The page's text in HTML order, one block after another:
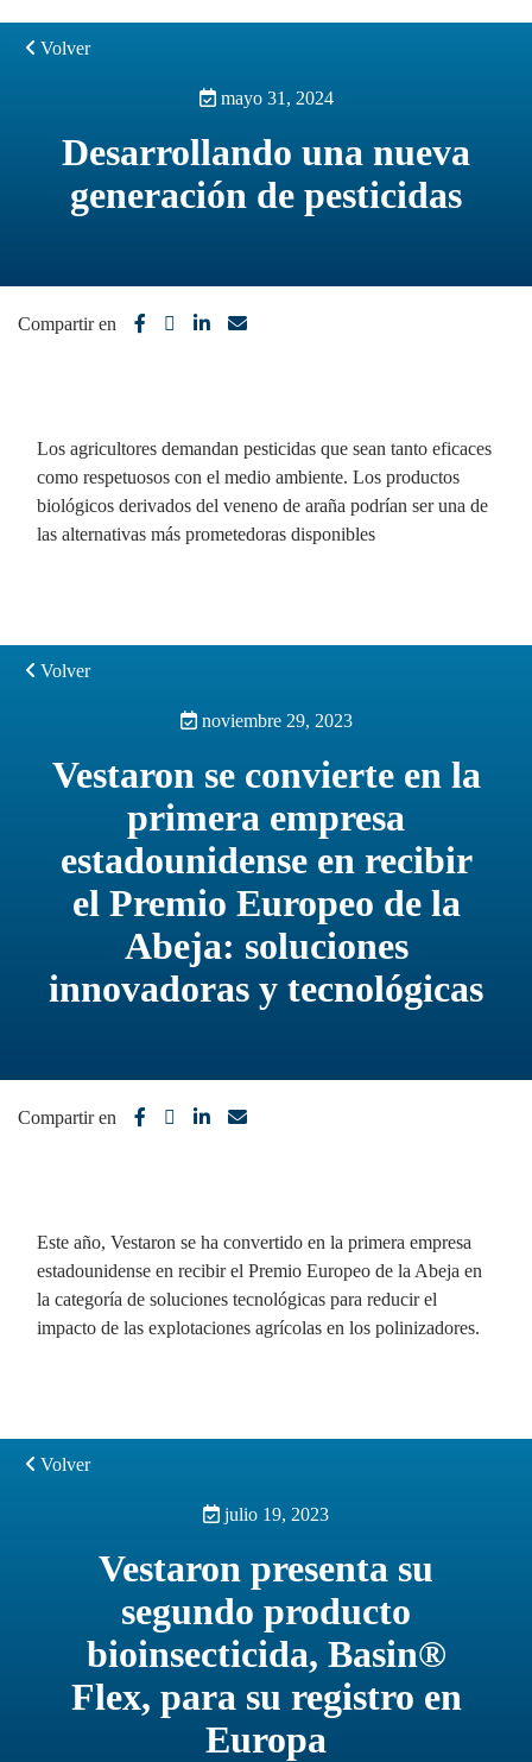
Volver
mayo 31, 2024
Desarrollando una nueva
generación de pesticidas
Compartir en
Los agricultores demandan pesticidas que sean tanto eficaces
como respetuosos con el medio ambiente. Los productos
biológicos derivados del veneno de araña podrían ser una de
las alternativas más prometedoras disponibles
Volver
noviembre 29, 2023
Vestaron se convierte en la
primera empresa
estadounidense en recibir
el Premio Europeo de la
Abeja: soluciones
innovadoras y tecnológicas
Compartir en
Este año, Vestaron se ha convertido en la primera empresa
estadounidense en recibir el Premio Europeo de la Abeja en
la categoría de soluciones tecnológicas para reducir el
impacto de las explotaciones agrícolas en los polinizadores.
Volver
julio 19, 2023
Vestaron presenta su
segundo producto
bioinsecticida, Basin®
Flex, para su registro en
Europa